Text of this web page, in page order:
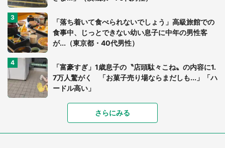
「落ち着いて食べられないでしょう」高級旅館での
食事中、じっとできない幼い息子に中年の男性客
が...（東京都・40代男性）
「富豪すぎ」1歳息子の〝店頭駄々こね〟の内容に1.
7万人驚がく 「お菓子売り場ならまだしも...」「ハ
ードル高い」
あまりにも四角すぎる猫、激写される 「これもう
さらにみる